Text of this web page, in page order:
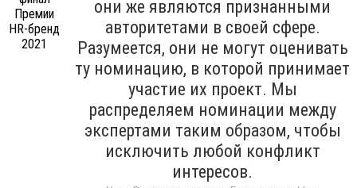
они же являются признанными
авторитетами в своей сфере.
Разумеется, они не могут оценивать
ту номинацию, в которой принимает
участие их проект. Мы
распределяем номинации между
экспертами таким образом, чтобы
исключить любой конфликт
интересов.